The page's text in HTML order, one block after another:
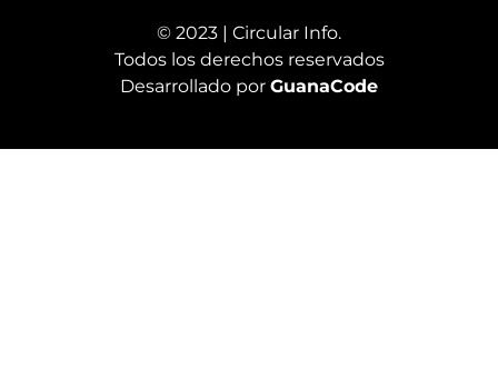
© 2023 | Circular Info.
Todos los derechos reservados
Desarrollado por GuanaCode